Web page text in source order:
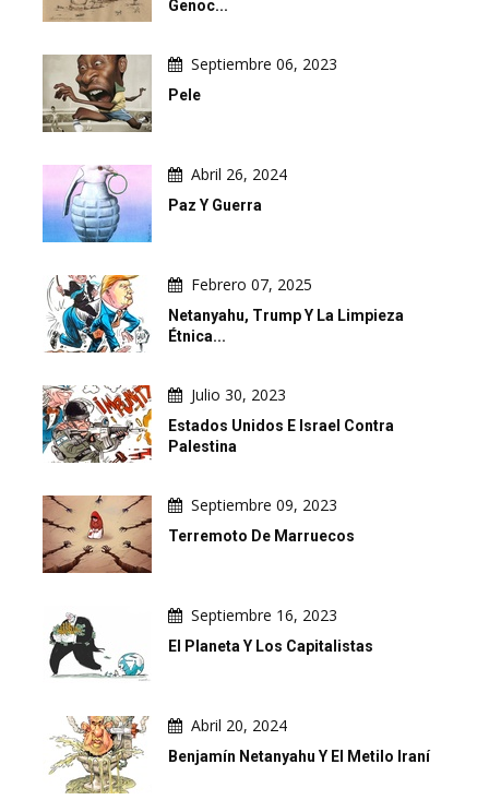
Genoc...
Septiembre 06, 2023
Pele
Abril 26, 2024
Paz Y Guerra
Febrero 07, 2025
Netanyahu, Trump Y La Limpieza
Étnica...
Julio 30, 2023
Estados Unidos E Israel Contra
Palestina
Septiembre 09, 2023
Terremoto De Marruecos
Septiembre 16, 2023
El Planeta Y Los Capitalistas
Abril 20, 2024
Benjamín Netanyahu Y El Metilo Iraní